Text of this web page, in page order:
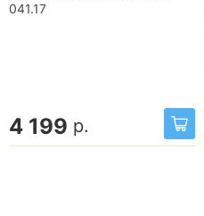
041.17
4 199 р.